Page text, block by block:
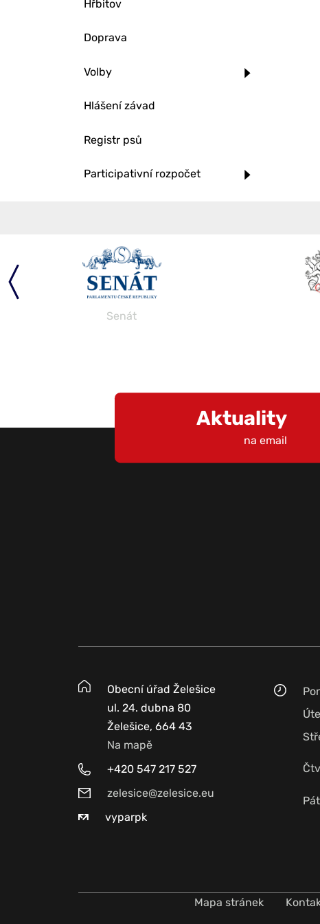
Hřbitov
Doprava
Volby
Hlášení závad
Registr psů
Participativní rozpočet
Senát
Aktuality
na email
Obecní úřad Želešice
ul. 24. dubna 80
Želešice, 664 43
Na mapě
+420 547 217 527
zelesice@zelesice.eu
vyparpk
Mapa stránek